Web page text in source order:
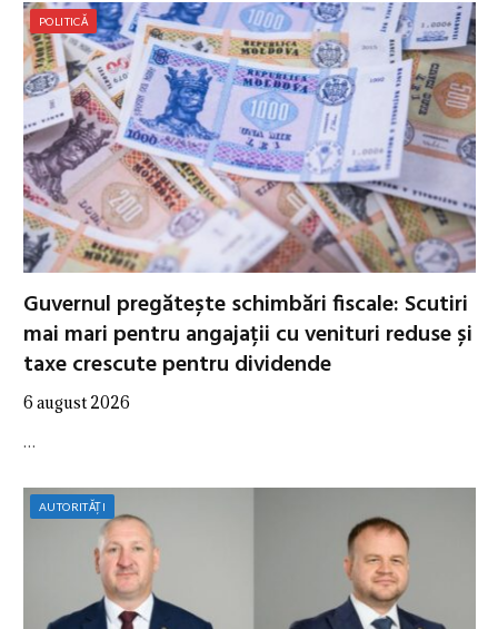
POLITICĂ
Guvernul pregătește schimbări fiscale: Scutiri
mai mari pentru angajații cu venituri reduse și
taxe crescute pentru dividende
6 august 2026
…
AUTORITĂȚI